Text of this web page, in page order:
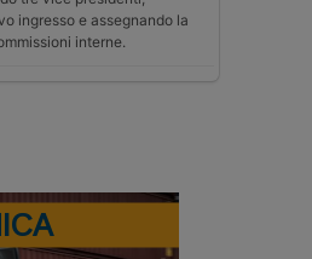
ingresso e assegnando la
interne.